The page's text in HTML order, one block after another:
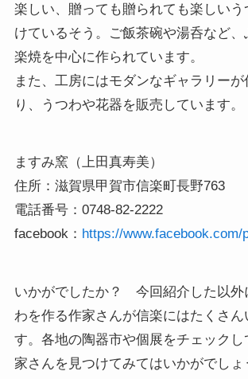
楽しい、贈っても贈られても楽しい
けているそう。ご飯茶碗や湯呑など
楽焼を中心に作られています。
また、工房にはモダンなギャラリー
り、うつわや花器を販売しています。
ますみ窯（上田真寿美）
住所：滋賀県甲賀市信楽町長野763
電話番号：0748-82-2222
facebook： https://www.facebook.com/
いかがでしたか？ 今回紹介した以外
わを作る作家さんが信楽にはたくさん
す。各地の陶器市や個展をチェック
家さんを見つけてみてはいかがでしょ